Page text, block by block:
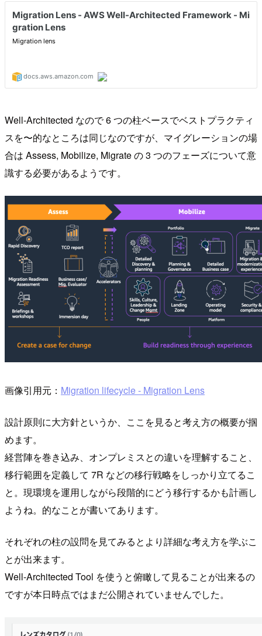
Well-Architected なので 6 つの柱ベースでベストプラクティ
スを〜的なところは同じなのですが、マイグレーションの場
合は Assess, Mobilize, Migrate の 3 つのフェーズについて意
識する必要があるようです。
画像引用元： Migration lifecycle - Migration Lens
設計原則に大方針というか、ここを見ると考え方の概要が掴
めます。
経営陣を巻き込み、オンプレミスとの違いを理解すること、
移行範囲を定義して 7R などの移行戦略をしっかり立てるこ
と。現環境を運用しながら段階的にどう移行するかも計画し
ようね。的なことが書いてあります。
それぞれの柱の設問を見てみるとより詳細な考え方を学ぶこ
とが出来ます。
Well-Architected Tool を使うと俯瞰して見ることが出来るの
ですが本日時点ではまだ公開されていませんでした。